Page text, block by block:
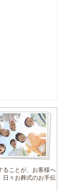
ることが、お客様へ
日々お葬式のお手伝